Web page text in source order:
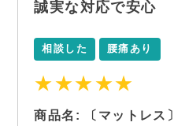
誠実な対応で安心
★★★★★
相談した 腰痛あり
商品名: 〔マットレス